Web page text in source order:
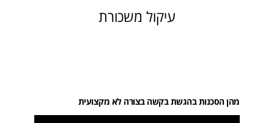
עיקול משכורת
מהן הסכנות בהגשת בקשה בצורה לא מקצועית